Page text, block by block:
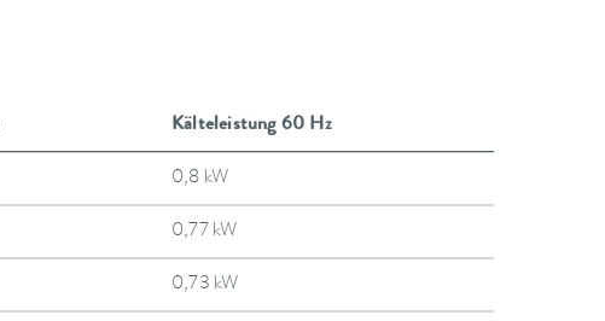
Kälteleistung 60 Hz
0,8 kW
0,77 kW
0,73 kW